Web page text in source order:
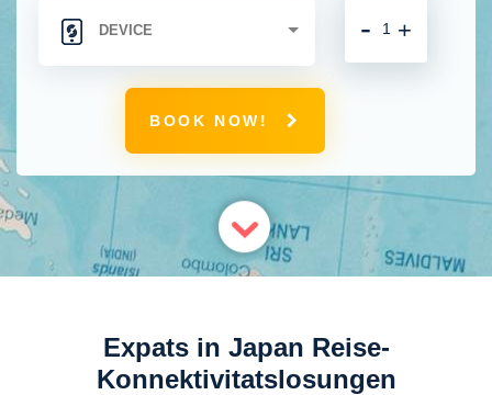
+
-
BOOK NOW!
Expats in Japan Reise-
Konnektivitatslosungen